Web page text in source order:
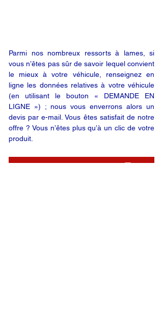
Parmi nos nombreux ressorts à lames, si
vous n’êtes pas sûr de savoir lequel convient
le mieux à votre véhicule, renseignez en
ligne les données relatives à votre véhicule
(en utilisant le bouton « DEMANDE EN
LIGNE ») ; nous vous enverrons alors un
devis par e-mail. Vous êtes satisfait de notre
offre ? Vous n’êtes plus qu’à un clic de votre
produit.